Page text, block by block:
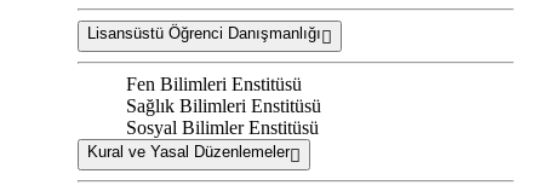
Lisansüstü Öğrenci Danışmanlığı
Fen Bilimleri Enstitüsü
Sağlık Bilimleri Enstitüsü
Sosyal Bilimler Enstitüsü
Kural ve Yasal Düzenlemeler